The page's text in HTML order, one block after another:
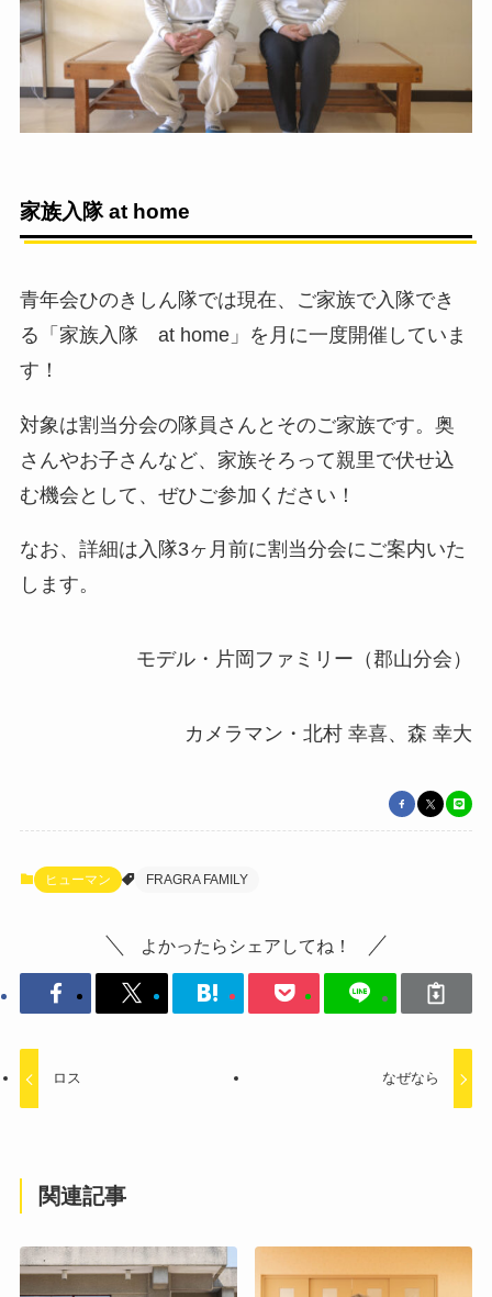
家族入隊 at home
青年会ひのきしん隊では現在、ご家族で入隊でき
る「家族入隊 at home」を月に一度開催していま
す！
対象は割当分会の隊員さんとそのご家族です。奥
さんやお子さんなど、家族そろって親里で伏せ込
む機会として、ぜひご参加ください！
なお、詳細は入隊3ヶ月前に割当分会にご案内いた
します。
モデル・片岡ファミリー（郡山分会）
カメラマン・北村 幸喜、森 幸大
ヒューマン FRAGRA FAMILY
よかったらシェアしてね！
ロス なぜなら
関連記事